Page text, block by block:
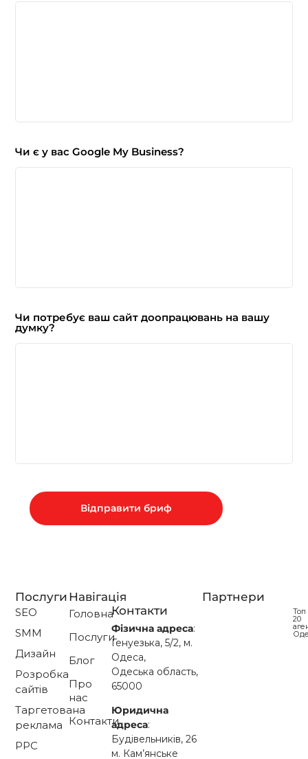
Чи є у вас Google My Business?
Чи потребує ваш сайт доопрацювань на вашу
думку?
Партнери
Топ
20
Навігація
Головна
Послуги
Блог
Про
нас
Контакти
Послуги
SEO
SMM
Дизайн
Розробка
сайтів
Таргетована
реклама
PPC
Контакти
Фізична адреса:
Генуезька, 5/2, м.
Одеса,
Одеська область,
65000
Юридична
адреса:
Будівельників, 26
м. Кам’янське